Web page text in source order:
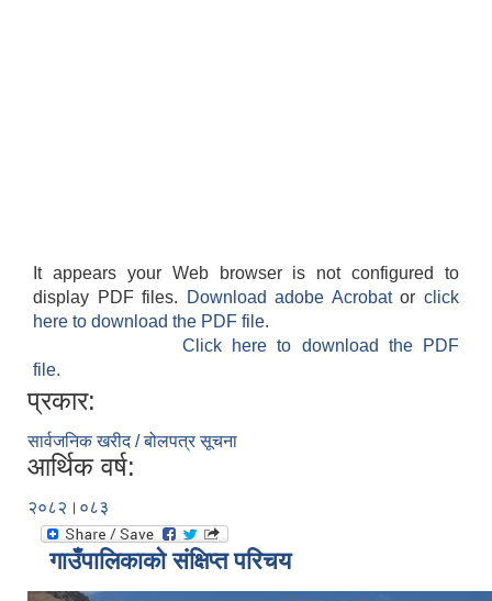
It appears your Web browser is not configured to
display PDF files.
Download adobe Acrobatorclick
here to download the PDF file.
Click here to download the PDF
file.
प्रकार:
सार्वजनिक खरीद / बोलपत्र सूचना
आर्थिक वर्ष:
२०८२।०८३
गाउँपालिकाको संक्षिप्त परिचय